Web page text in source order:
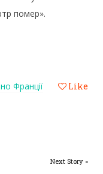
помер».
Like
Франції
Next Story »